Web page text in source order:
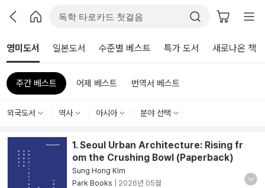
영미도서 일본도서 수준별 베스트 특가 도서 새로나온 책
주간 베스트 어제 베스트 번역서 베스트
외국도서 역사 아시아 분야 선택
1. Seoul Urban Architecture: Rising fr
om the Crushing Bowl (Paperback)
Sung Hong Kim
Park Books
2026년 05월